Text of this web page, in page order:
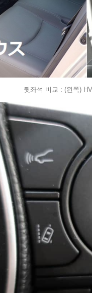
뒷좌석 비교 : (왼쪽)